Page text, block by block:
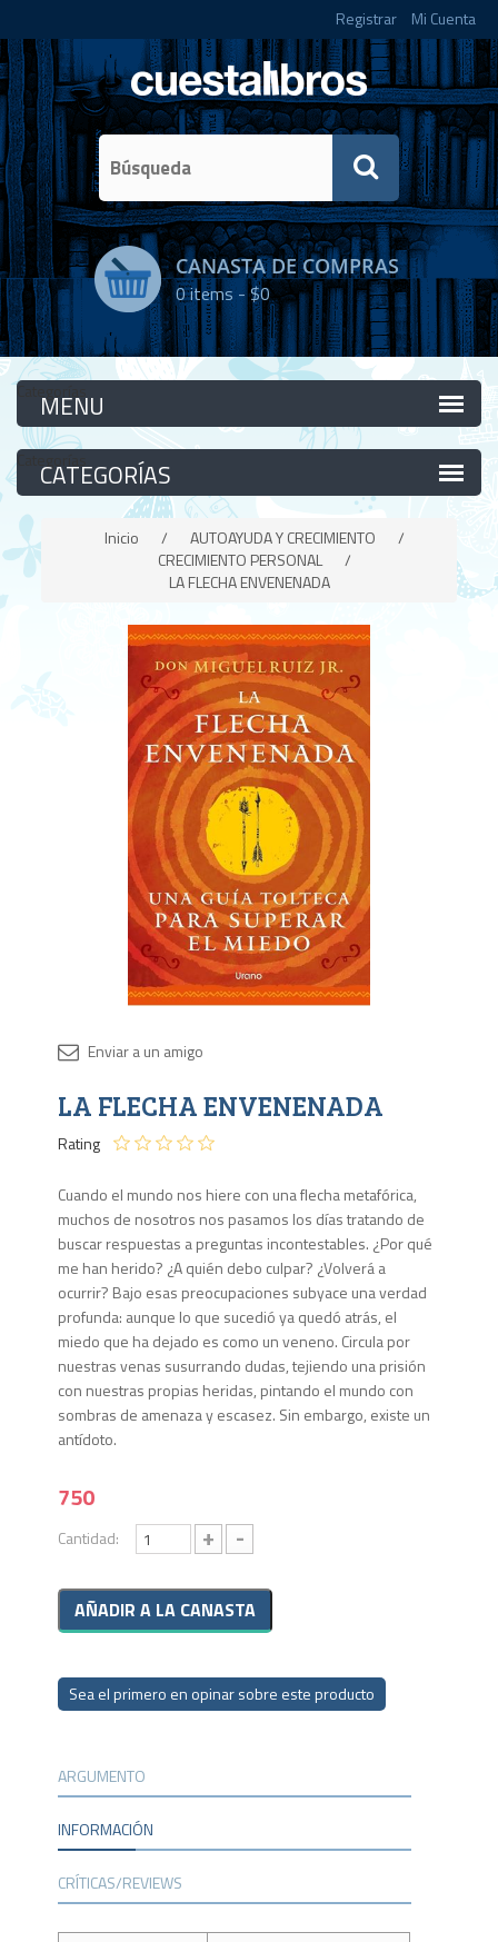
Registrar Mi Cuenta
CANASTA DE COMPRAS
0items -$0
Categorías
Categorías
Inicio / AUTOAYUDA Y CRECIMIENTO
/
CRECIMIENTO PERSONAL
/
LA FLECHA ENVENENADA
LA FLECHA ENVENENADA
Rating
Cuando el mundo nos hiere con una flecha metafórica,
muchos de nosotros nos pasamos los días tratando de
buscar respuestas a preguntas incontestables. ¿Por qué
me han herido? ¿A quién debo culpar? ¿Volverá a
ocurrir? Bajo esas preocupaciones subyace una verdad
profunda: aunque lo que sucedió ya quedó atrás, el
miedo que ha dejado es como un veneno. Circula por
nuestras venas susurrando dudas, tejiendo una prisión
con nuestras propias heridas, pintando el mundo con
sombras de amenaza y escasez. Sin embargo, existe un
antídoto.
750
Cantidad: + -
Sea el primero en opinar sobre este producto
ARGUMENTO
INFORMACIÓN
CRÍTICAS/REVIEWS